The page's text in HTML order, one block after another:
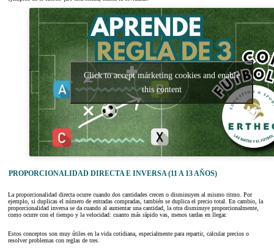
Click to accept márketing cookies and enable
this content
PROPORCIONALIDAD DIRECTA E INVERSA (11 A 13 AÑOS)
La proporcionalidad directa ocurre cuando dos cantidades crecen o disminuyen al mismo ritmo. Por
ejemplo, si duplicas el número de entradas compradas, también se duplica el precio total. En cambio, la
proporcionalidad inversa se da cuando al aumentar una cantidad, la otra disminuye proporcionalmente,
como ocurre con el tiempo y la velocidad: cuanto más rápido vas, menos tardas en llegar.
Estos conceptos son muy útiles en la vida cotidiana, especialmente para repartir, calcular precios o
resolver problemas con reglas de tres.